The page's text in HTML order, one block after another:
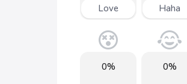
Haha
Love
0%
0%